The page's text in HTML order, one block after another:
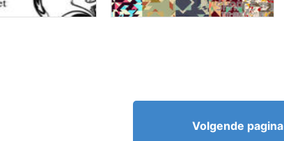
Volgende pagina